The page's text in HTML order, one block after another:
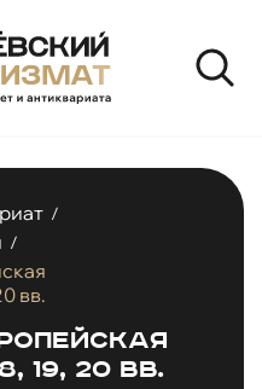
/
/
вв.
19, 20 вв.